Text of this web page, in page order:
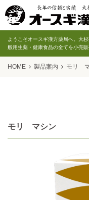
ようこそオースギ漢方薬局へ。大
般用生薬・健康食品の全てを小売販
HOME 製品案内 モリ
モリ マシン